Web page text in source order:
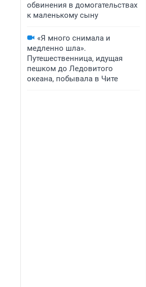
обвинения в домогательствах
к маленькому сыну
«Я много снимала и
медленно шла».
Путешественница, идущая
пешком до Ледовитого
океана, побывала в Чите